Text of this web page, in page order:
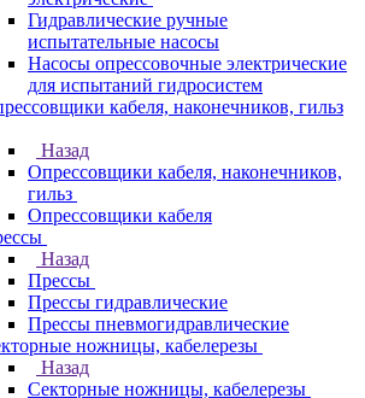
Гидравлические ручные
испытательные насосы
Насосы опрессовочные электрические
для испытаний гидросистем
кабеля, наконечников, гильз
Назад
Опрессовщики кабеля, наконечников,
гильз
Опрессовщики кабеля
Назад
Прессы
Прессы гидравлические
Прессы пневмогидравлические
ножницы, кабелерезы
Назад
Секторные ножницы, кабелерезы